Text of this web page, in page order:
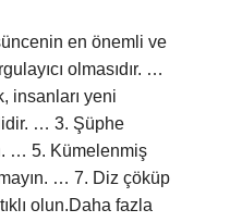
en önemli ve
olmasıdır. …
insanları yeni
… 3. Şüphe
… 5. Kümelenmiş
… 7. Diz çöküp
olun.Daha fazla